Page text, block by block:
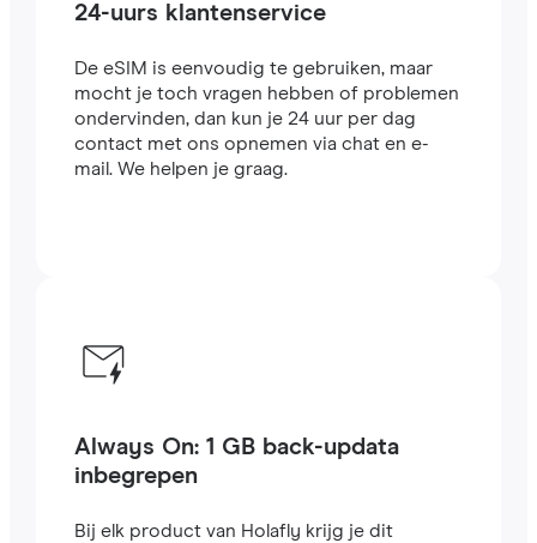
24-uurs klantenservice
De eSIM is eenvoudig te gebruiken, maar
mocht je toch vragen hebben of problemen
ondervinden, dan kun je 24 uur per dag
contact met ons opnemen via chat en e-
mail. We helpen je graag.
Always On: 1 GB back-updata
inbegrepen
Bij elk product van Holafly krijg je dit